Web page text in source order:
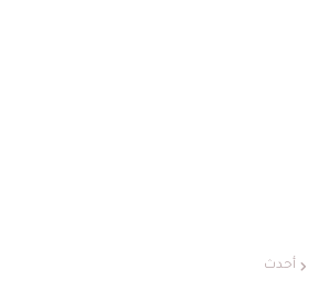
أحدث